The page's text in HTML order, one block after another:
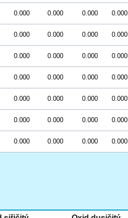
0.000 0.000 0.000 0.000
0.000 0.000 0.000 0.000
0.000 0.000 0.000 0.000
0.000 0.000 0.000 0.000
0.000 0.000 0.000 0.000
0.000 0.000 0.000 0.000
0.000 0.000 0.000 0.000